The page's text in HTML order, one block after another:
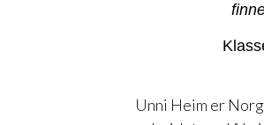
Unni Heim er